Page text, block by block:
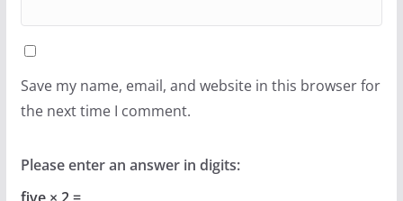
Save my name, email, and website in this browser for
the next time I comment.
Please enter an answer in digits:
five × 2 =